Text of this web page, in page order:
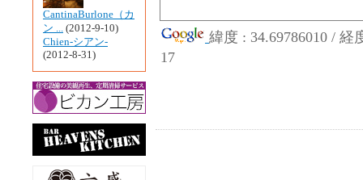
CantinaBurlone（カ
ン ... (2012-9-10)
Chien-シアン-
(2012-8-31)
緯度 : 34.69786010 / 経
17